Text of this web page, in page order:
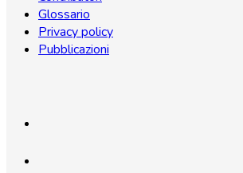
Glossario
Privacy policy
Pubblicazioni